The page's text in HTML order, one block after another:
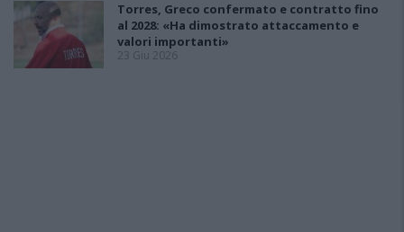
Torres, Greco confermato e contratto fino
al 2028: «Ha dimostrato attaccamento e
valori importanti»
23 Giu 2026